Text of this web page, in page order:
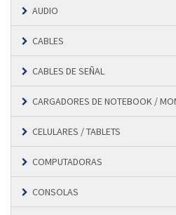
AUDIO
CABLES
CABLES DE SEÑAL
CARGADORES DE NOTEBOOK /
CELULARES / TABLETS
COMPUTADORAS
CONSOLAS